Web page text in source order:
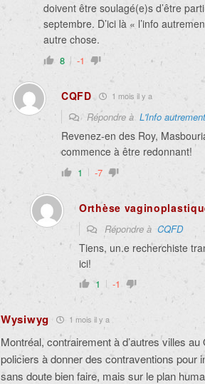
doivent être soulagé(e)s d’être
septembre. D’ici là « l’info
autre chose.
8 -1
CQFD 1 mois il y a
Répondre à L'Info autrement
Revenez-en des Roy,
commence à être redonnant!
1 -7
Orthèse
Répondre à CQFD
Tiens, un.e recherchiste
ici!
1 -1
Wysiwyg 1 mois il y a
Montréal, contrairement à d’autres villes
policiers à donner des contraventions pour
sans doute bien faire, mais sur le plan